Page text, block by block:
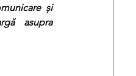
și
asupra